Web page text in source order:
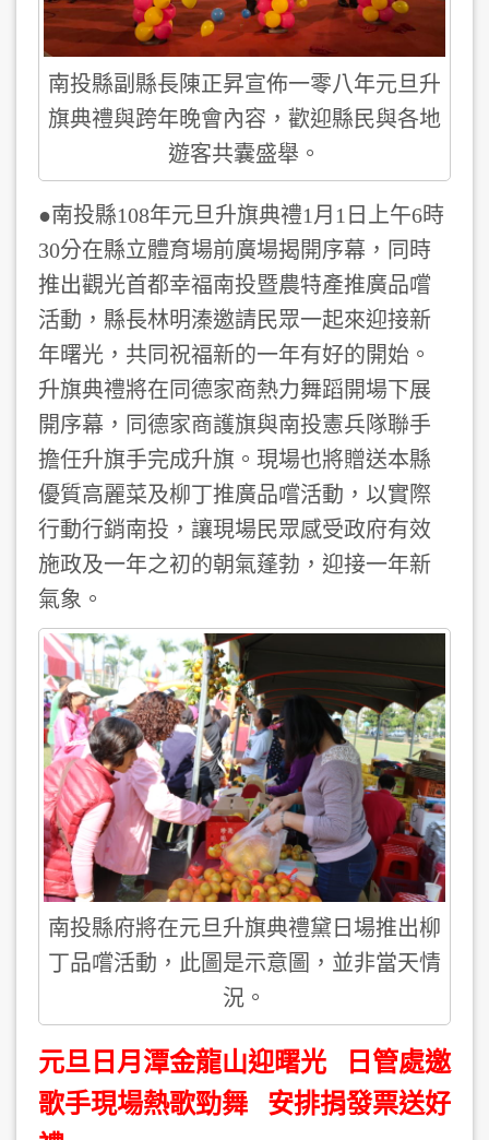
南投縣副縣長陳正昇宣佈一零八年元旦升
旗典禮與跨年晚會內容，歡迎縣民與各地
遊客共囊盛舉。
●南投縣108年元旦升旗典禮1月1日上午6時
30分在縣立體育場前廣場揭開序幕，同時
推出觀光首都幸福南投暨農特產推廣品嚐
活動，縣長林明溱邀請民眾一起來迎接新
年曙光，共同祝福新的一年有好的開始。
升旗典禮將在同德家商熱力舞蹈開場下展
開序幕，同德家商護旗與南投憲兵隊聯手
擔任升旗手完成升旗。現場也將贈送本縣
優質高麗菜及柳丁推廣品嚐活動，以實際
行動行銷南投，讓現場民眾感受政府有效
施政及一年之初的朝氣蓬勃，迎接一年新
氣象。
南投縣府將在元旦升旗典禮黛日場推出柳
丁品嚐活動，此圖是示意圖，並非當天情
況。
元旦日月潭金龍山迎曙光 日管處邀
歌手現場熱歌勁舞 安排捐發票送好